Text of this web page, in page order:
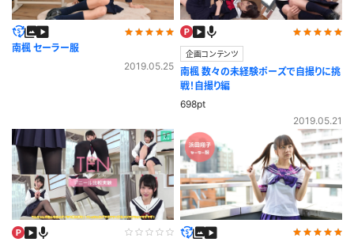
南楓 セーラー服
2019.05.25
企画コンテンツ
南楓 数々の未経験ポーズで自撮りに挑
戦！自撮り編
698pt
2019.05.21